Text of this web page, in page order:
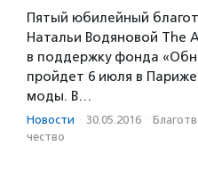
Пятый юбилейный
Натальи Водяновой The
в поддержку фонда
пройдет 6 июля в
моды. В…
Новости · 30.05.2016 ·
чест­во